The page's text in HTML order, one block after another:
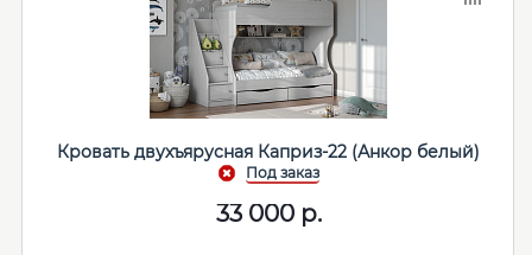
Кровать двухъярусная Каприз-22 (Анкор белый)
33 000р.